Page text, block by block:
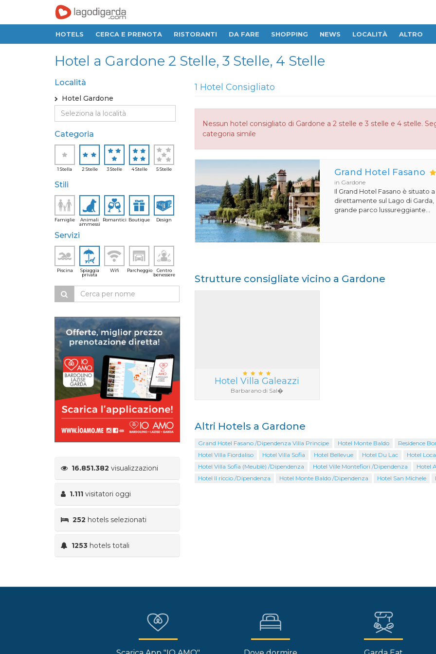
HOTELS CERCA E PRENOTA RISTORANTI DA FARE SHOPPING NEWS LOCALITÀ ALTRO
Hotel a Gardone 2 Stelle, 3 Stelle, 4 Stelle
Località
Hotel Gardone
Categoria
1 Stella 2 Stelle 3 Stelle 4 Stelle 5 Stelle
Stili
Famiglie
Animali
ammessi
Romantici Boutique Design
Servizi
Piscina
Spiaggia
privata
Wifi Parcheggio
Centro
benessere
16.851.382 visualizzazioni
1.111 visitatori oggi
252 hotels selezionati
1253 hotels totali
1 Hotel Consigliato
Nessun hotel consigliato di Gardone a 2 stelle e 3 stelle e 4 stelle.
categoria simile
Grand Hotel Fasano
in Gardone
Il Grand Hotel Fasano è situato
direttamente sul Lago di Garda,
grande parco lussureggiante...
Strutture consigliate vicino a Gardone
Hotel Villa Galeazzi
Barbarano di Sal�
Altri Hotels a Gardone
Grand Hotel Fasano /Dipendenza Villa Principe Hotel Monte Baldo
Residence
Hotel Villa Fiordaliso
Hotel Villa Sofia Hotel Bellevue Hotel Du Lac
Hotel
Hotel Villa Sofia (Meublè) /Dipendenza
Hotel Ville Montefiori /Dipendenza
Hotel
Hotel Il riccio /Dipendenza
Hotel Monte Baldo /Dipendenza Hotel San Michele